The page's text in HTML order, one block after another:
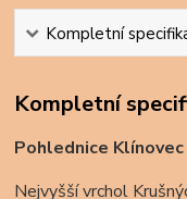
Kompletní
Kompletní
Pohlednice Klínovec
Nejvyšší vrchol